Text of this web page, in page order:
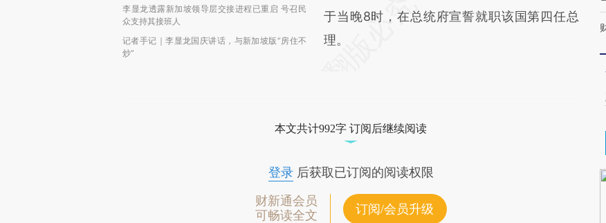
李显龙透露新加坡领导层交接进程已重启 号召民
众支持其接班人
记者手记｜李显龙国庆讲话，与新加坡版“房住不
炒”
于当晚8时，在总统府宣誓就职该国第四任总
理。
本文共计992字 订阅后继续阅读
登录后获取已订阅的阅读权限
财新通会员
可畅读全文
订阅/会员升级